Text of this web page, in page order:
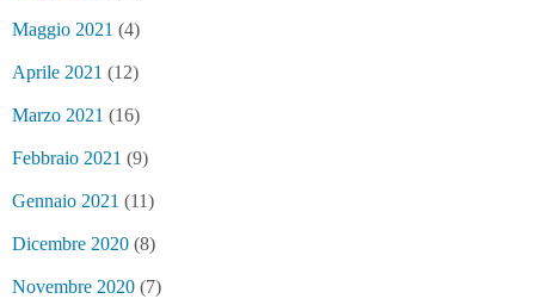
Maggio 2021 (4)
Aprile 2021 (12)
Marzo 2021 (16)
Febbraio 2021 (9)
Gennaio 2021 (11)
Dicembre 2020 (8)
Novembre 2020 (7)